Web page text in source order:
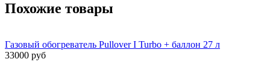
Похожие товары
Газовый обогреватель Pullover I Turbo + баллон 27 л
33000 руб